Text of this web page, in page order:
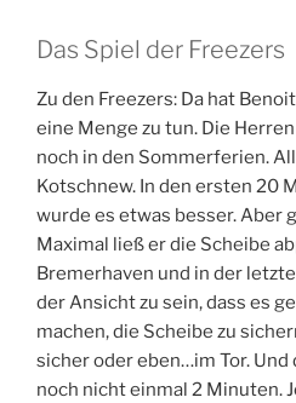
Das Spiel der Freezers
Zu den Freezers: Da hat
eine Menge zu tun. Die
noch in den Sommerferien.
Kotschnew. In den ersten 20
wurde es etwas besser. Aber
Maximal ließ er die Scheibe
Bremerhaven und in der
der Ansicht zu sein, dass es
machen, die Scheibe zu
sicher oder eben…im Tor. Und
noch nicht einmal 2 Minuten.